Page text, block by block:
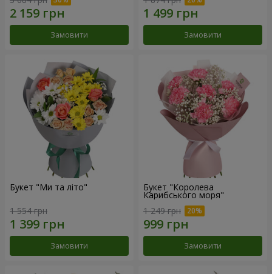
Замовити Замовити
Букет "Ми та літо"
1 554 грн
Замовити
Букет "Королева
Карибського моря"
1 249 грн
Замовити